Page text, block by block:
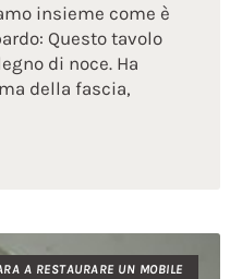
insieme come è
Questo tavolo
di noce. Ha
della fascia,
A RESTAURARE UN MOBILE